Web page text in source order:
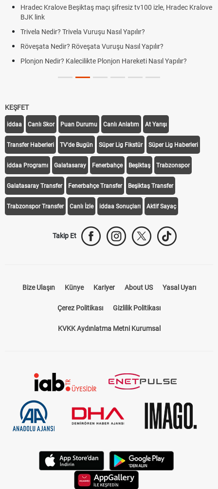
Hradec Kralove Beşiktaş maçı şifresiz tv100 izle, Hradec Kralove
BJK link
Trivela Nedir? Trivela Vuruşu Nasıl Yapılır?
Röveşata Nedir? Röveşata Vuruşu Nasıl Yapılır?
Plonjon Nedir? Kalecilikte Plonjon Hareketi Nasıl Yapılır?
KEŞFET
iddaa Canlı Skor Puan Durumu Canlı Anlatım At Yarışı
Transfer Haberleri TV'de Bugün Süper Lig Fikstür Süper Lig Haberleri
iddaa Programı Galatasaray Fenerbahçe Beşiktaş Trabzonspor
Galatasaray Transfer Fenerbahçe Transfer Beşiktaş Transfer
Trabzonspor Transfer Canlı İzle iddaa Sonuçları Aktif Sayaç
Takip Et
Bize Ulaşın Künye Kariyer About US Yasal Uyarı
Çerez Politikası Gizlilik Politikası
KVKK Aydınlatma Metni Kurumsal